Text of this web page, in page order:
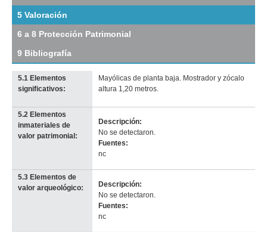
de
Agosto
1825
(R
5)
Descargar
tamaño
original
Imagen del tramo:Rbla 25 de Agosto de 1825 (R 5)
Descarga tamaño completo
Anterior Pausa Siguiente
5 Valoración
6 a 8 Protección Patrimonial
9 Bibliografía
5.1 Elementos
significativos:
Mayólicas de planta baja. Mostrador y zócalo
altura 1,20 metros.
5.2 Elementos
inmateriales de
valor patrimonial:
Descripción:
No se detectaron.
Fuentes:
nc
5.3 Elementos de
valor arqueológico:
Descripción:
No se detectaron.
Fuentes:
nc